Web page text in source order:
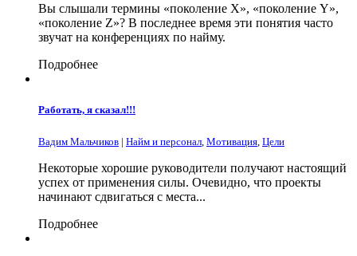
Вы слышали термины «поколение X», «поколение Y»,
«поколение Z»? В последнее время эти понятия часто
звучат на конференциях по найму.
Подробнее
Работать, я сказал!!!
Вадим Мальчиков | Найм и персонал Мотивация Цели
Некоторые хорошие руководители получают настоящий
успех от применения силы. Очевидно, что проекты
начинают сдвигаться с места...
Подробнее